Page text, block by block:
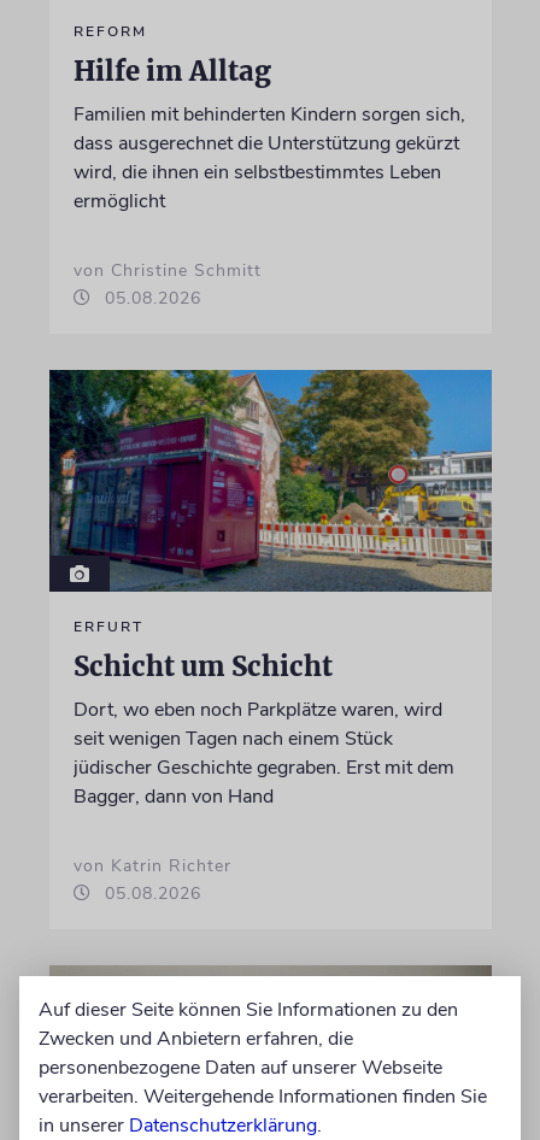
REFORM
Hilfe im Alltag
Familien mit behinderten Kindern sorgen sich,
dass ausgerechnet die Unterstützung gekürzt
wird, die ihnen ein selbstbestimmtes Leben
ermöglicht
von Christine Schmitt
05.08.2026
ERFURT
Schicht um Schicht
Dort, wo eben noch Parkplätze waren, wird
seit wenigen Tagen nach einem Stück
jüdischer Geschichte gegraben. Erst mit dem
Bagger, dann von Hand
von Katrin Richter
05.08.2026
Auf dieser Seite können Sie Informationen zu den
Zwecken und Anbietern erfahren, die
personenbezogene Daten auf unserer Webseite
verarbeiten. Weitergehende Informationen finden Sie
in unserer Datenschutzerklärung.